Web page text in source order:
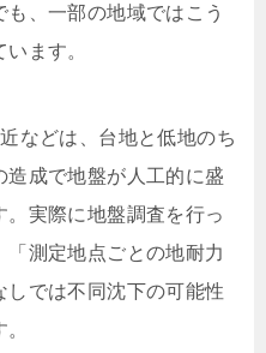
、一部の地域ではこう
ます。
などは、台地と低地のち
造成で地盤が人工的に盛
実際に地盤調査を行っ
測定地点ごとの地耐力
では不同沈下の可能性